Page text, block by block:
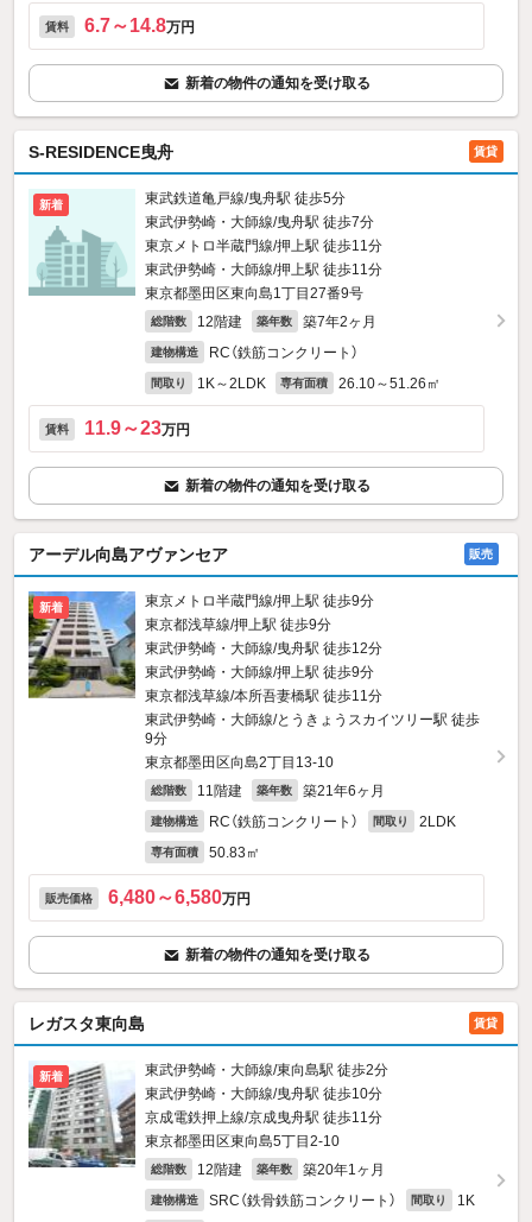
賃料 6.7～14.8万円
新着の物件の通知を受け取る
S-RESIDENCE曳舟 賃貸
新着
東武鉄道亀戸線/曳舟駅 徒歩5分
東武伊勢崎・大師線/曳舟駅 徒歩7分
東京メトロ半蔵門線/押上駅 徒歩11分
東武伊勢崎・大師線/押上駅 徒歩11分
東京都墨田区東向島1丁目27番9号
総階数 12階建 築年数 築7年2ヶ月
建物構造 RC（鉄筋コンクリート）
間取り 1K～2LDK 専有面積 26.10～51.26㎡
賃料 11.9～23万円
新着の物件の通知を受け取る
アーデル向島アヴァンセア 販売
新着
東京メトロ半蔵門線/押上駅 徒歩9分
東京都浅草線/押上駅 徒歩9分
東武伊勢崎・大師線/曳舟駅 徒歩12分
東武伊勢崎・大師線/押上駅 徒歩9分
東京都浅草線/本所吾妻橋駅 徒歩11分
東武伊勢崎・大師線/とうきょうスカイツリー駅 徒歩
9分
東京都墨田区向島2丁目13-10
総階数 11階建 築年数 築21年6ヶ月
建物構造 RC（鉄筋コンクリート） 間取り 2LDK
専有面積 50.83㎡
販売価格 6,480～6,580万円
新着の物件の通知を受け取る
レガスタ東向島 賃貸
新着
東武伊勢崎・大師線/東向島駅 徒歩2分
東武伊勢崎・大師線/曳舟駅 徒歩10分
京成電鉄押上線/京成曳舟駅 徒歩11分
東京都墨田区東向島5丁目2-10
総階数 12階建 築年数 築20年1ヶ月
建物構造 SRC（鉄骨鉄筋コンクリート） 間取り 1K